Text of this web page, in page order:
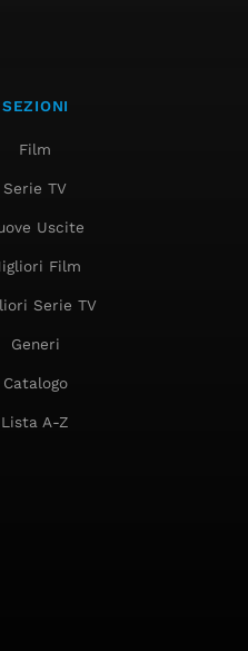
SEZIONI
Film
Serie TV
Uscite
Film
Serie TV
Generi
Catalogo
Lista A-Z